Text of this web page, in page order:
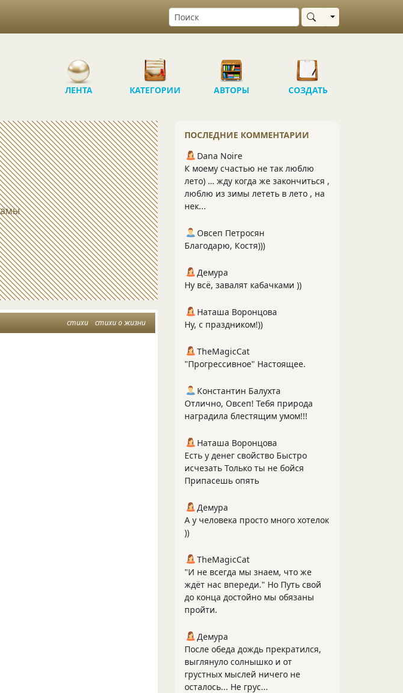
Выбрать область
ЛЕНТА КАТЕГОРИИ АВТОРЫ СОЗДАТЬ
стихи стихи о жизни
ПОСЛЕДНИЕ КОММЕНТАРИИ
Dana Noire
К моему счастью не так люблю
лето) … жду когда же закончиться ,
люблю из зимы лететь в лето , на
нек...
Овсеп Петросян
Благодарю, Костя)))
Демура
Ну всё, завалят кабачками ))
Наташа Воронцова
Ну, с праздником!))
TheMagicCat
"Прогрессивное" Настоящее.
Константин Балухта
Отлично, Овсеп! Тебя природа
наградила блестящим умом!!!
Наташа Воронцова
Есть у денег свойство Быстро
исчезать Только ты не бойся
Припасешь опять
Демура
А у человека просто много хотелок
))
TheMagicCat
"И не всегда мы знаем, что же
ждёт нас впереди." Но Путь свой
до конца достойно мы обязаны
пройти.
Демура
После обеда дождь прекратился,
выглянуло солнышко и от
грустных мыслей ничего не
осталось... Не грус...